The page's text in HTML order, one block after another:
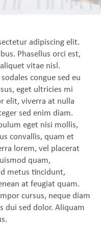
adipiscing elit.
Phasellus orci est,
vitae nisl.
congue sed eu
eget ultricies mi
elit, viverra at nulla
sed enim diam.
eget nisi mollis,
convallis, quam et
lorem, vel placerat
quam,
metus tincidunt,
at feugiat quam.
cursus, neque diam
dui sed dolor. Aliquam